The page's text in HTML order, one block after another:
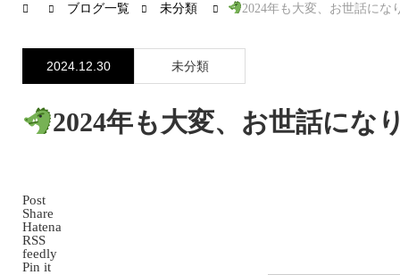
ブログ一覧 未分類 2024年も大変、お世話にな
2024.12.30 未分類
2024年も大変、お世話にな
Post
Share
Hatena
RSS
feedly
Pin it